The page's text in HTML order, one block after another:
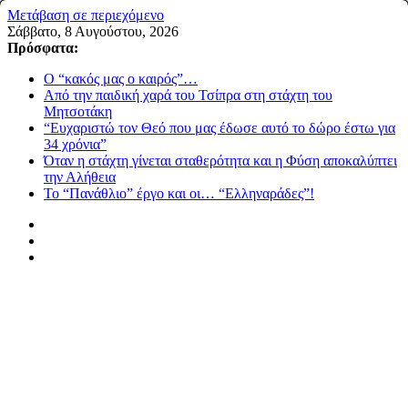
Μετάβαση σε περιεχόμενο
Σάββατο, 8 Αυγούστου, 2026
Πρόσφατα:
Ο “κακός μας ο καιρός”…
Από την παιδική χαρά του Τσίπρα στη στάχτη του
Μητσοτάκη
“Ευχαριστώ τον Θεό που μας έδωσε αυτό το δώρο έστω για
34 χρόνια”
Όταν η στάχτη γίνεται σταθερότητα και η Φύση αποκαλύπτει
την Αλήθεια
Το “Πανάθλιο” έργο και οι… “Ελληναράδες”!